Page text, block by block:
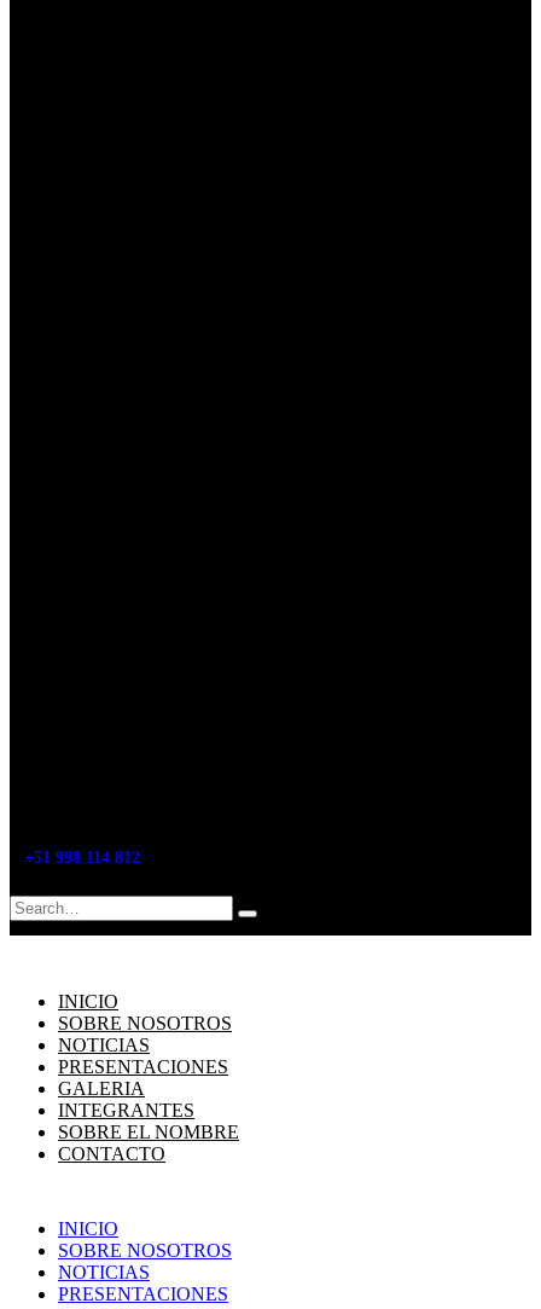
+51 998 114 812
INICIO
SOBRE NOSOTROS
NOTICIAS
PRESENTACIONES
GALERIA
INTEGRANTES
SOBRE EL NOMBRE
CONTACTO
INICIO
SOBRE NOSOTROS
NOTICIAS
PRESENTACIONES